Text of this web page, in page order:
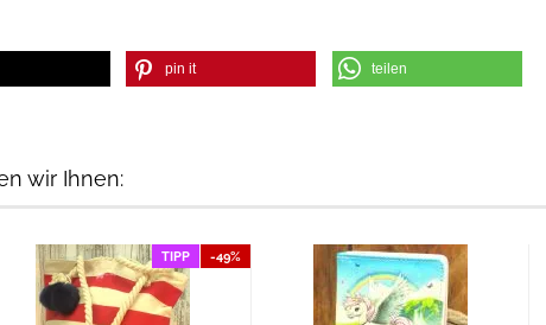
pin it teilen
wir Ihnen:
TIPP -49%